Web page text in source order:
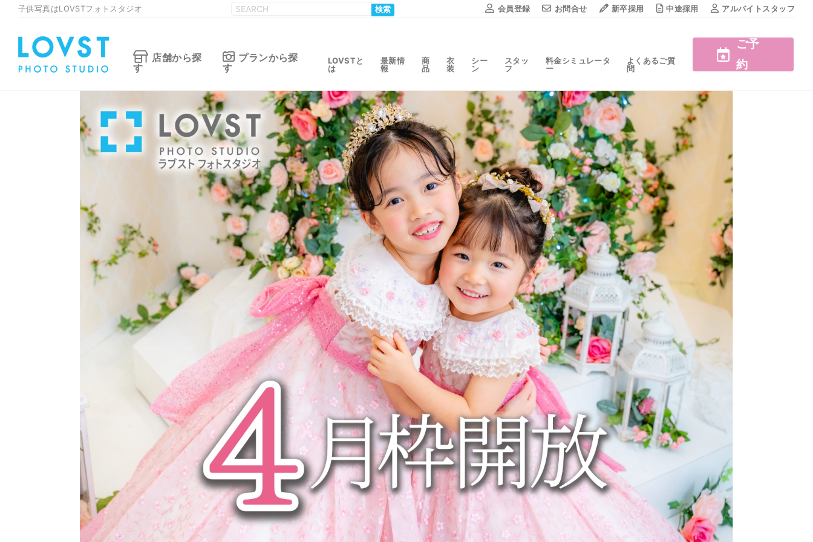
子供写真はLOVSTフォトスタジオ 検索 会員登録 お問合せ 新卒採用 中途採用 アルバイトスタッフ
店舗から探
す
プランから探
す
LOVSTと
は
最新情
報
商
品
衣
装
シー
ン
スタッ
フ
料金シミュレータ
ー
よくあるご質
問
ご予
約